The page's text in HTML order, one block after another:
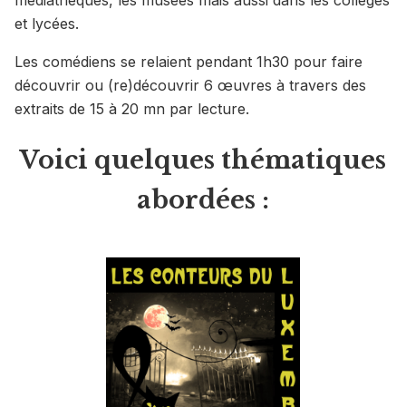
et lycées.
Les comédiens se relaient pendant 1h30 pour faire
découvrir ou (re)découvrir 6 œuvres à travers des
extraits de 15 à 20 mn par lecture.
Voici quelques thématiques
abordées :